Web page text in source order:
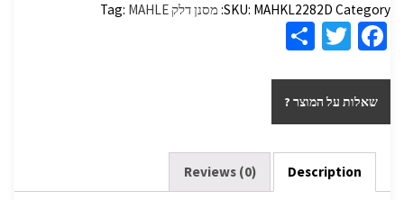
SKU: MAHKL2282D Category: מסנן דלק Tag: MAHLE
Fa
b
o
o
k
T
tt
er
ar
e
שאלות על המוצר ?
Description
Reviews (0)